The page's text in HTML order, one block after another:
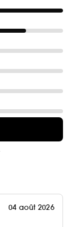
04 août 2026